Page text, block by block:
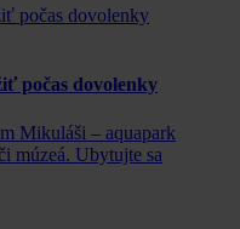
počas dovolenky
Mikuláši – aquapark
múzeá. Ubytujte sa